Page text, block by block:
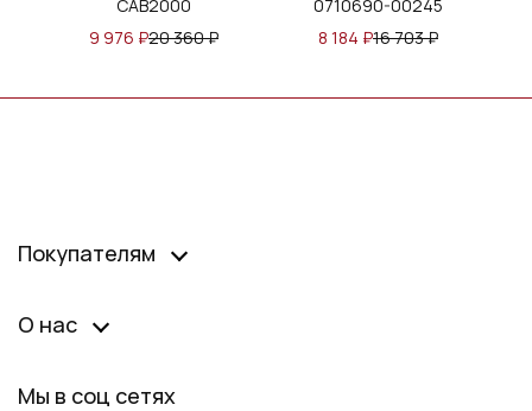
CAB2000
9 976 ₽20 360₽
0710690-00245
8 184 ₽16 703₽
Покупателям
О нас
Мы в соц сетях